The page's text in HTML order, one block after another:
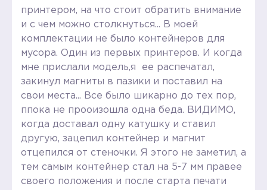
принтером, на что стоит обратить внимание
и с чем можно столкнуться... В моей
комплектации не было контейнеров для
мусора. Один из первых принтеров. И когда
мне прислали модель,я ее распечатал,
закинул магниты в пазики и поставил на
свои места... Все было шикарно до тех пор,
ппока не прооизошла одна беда. ВИДИМО,
когда доставал одну катушку и ставил
другую, зацепил контейнер и магнит
отцепился от стеночки. Я этого не заметил, а
тем самым контейнер стал на 5-7 мм правее
своего положения и после старта печати